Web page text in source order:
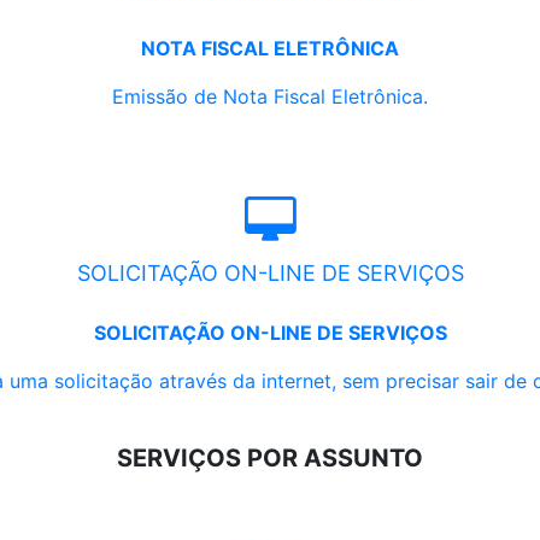
NOTA FISCAL ELETRÔNICA
Emissão de Nota Fiscal Eletrônica.
SOLICITAÇÃO ON-LINE DE SERVIÇOS
SOLICITAÇÃO ON-LINE DE SERVIÇOS
uma solicitação através da internet, sem precisar sair de
SERVIÇOS POR ASSUNTO